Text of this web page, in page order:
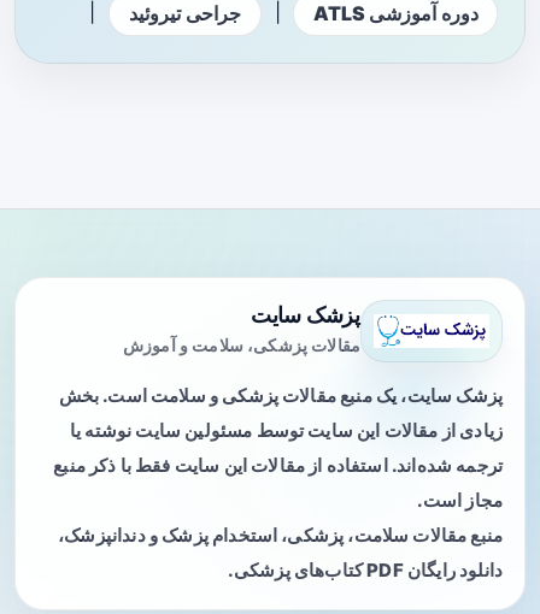
دوره آموزشی ATLS جراحی تیروئید
پزشک سایت
مقالات پزشکی، سلامت و آموزش
پزشک سایت، یک منبع مقالات پزشکی و سلامت است. بخش
زیادی از مقالات این سایت توسط مسئولین سایت نوشته یا
ترجمه شده‌اند. استفاده از مقالات این سایت فقط با ذکر منبع
مجاز است.
منبع مقالات سلامت، پزشکی، استخدام پزشک و دندانپزشک،
دانلود رایگان PDF کتاب‌های پزشکی.